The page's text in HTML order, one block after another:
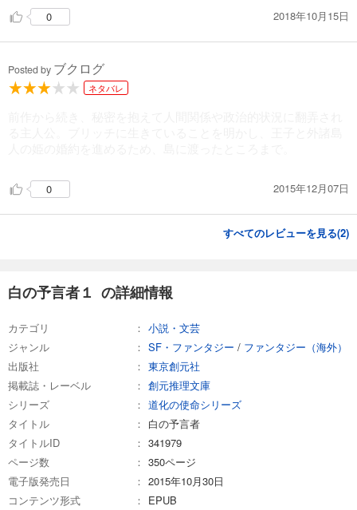
0 2018年10月15日
Posted by ブクログ
ネタバレ
0 2015年12月07日
すべてのレビューを見る(2)
白の予言者１ の詳細情報
カテゴリ
小説・文芸
ジャンル
SF・ファンタジー / ファンタジー（海外）
出版社
東京創元社
掲載誌・レーベル
創元推理文庫
シリーズ
道化の使命シリーズ
タイトル
白の予言者
タイトルID
341979
ページ数
350ページ
電子版発売日
2015年10月30日
コンテンツ形式
EPUB